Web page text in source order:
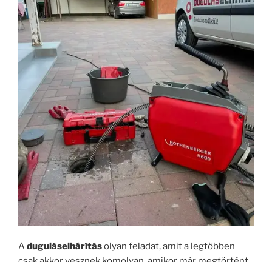
Aduguláselhárításolyan feladat, amit a legtöbben